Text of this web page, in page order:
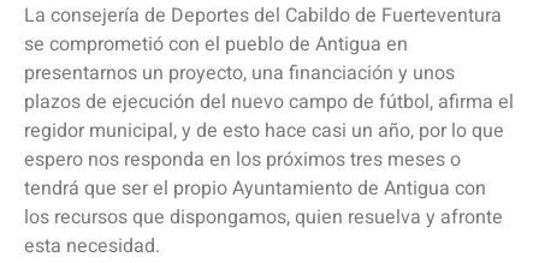
La consejería de Deportes del Cabildo de Fuerteventura
se comprometió con el pueblo de Antigua en
presentarnos un proyecto, una financiación y unos
plazos de ejecución del nuevo campo de fútbol, afirma el
regidor municipal, y de esto hace casi un año, por lo que
espero nos responda en los próximos tres meses o
tendrá que ser el propio Ayuntamiento de Antigua con
los recursos que dispongamos, quien resuelva y afronte
esta necesidad.